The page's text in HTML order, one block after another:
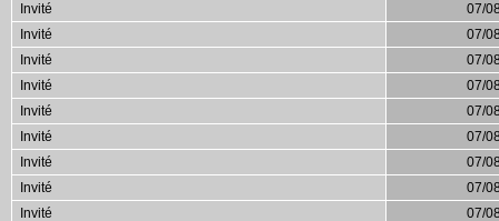
Invité
07/
Invité
07/
Invité
07/
Invité
07/
Invité
07/
Invité
07/
Invité
07/
Invité
07/
Invité
07/